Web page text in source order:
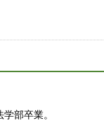
部卒業。